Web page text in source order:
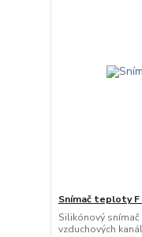
Snímač teploty F
Silikónový
vzduchových